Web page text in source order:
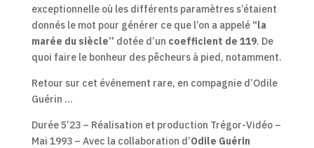
exceptionnelle où les différents paramètres s’étaient
donnés le mot pour générer ce que l’on a appelé “la
marée du siècle” dotée d’un coefficient de 119. De
quoi faire le bonheur des pêcheurs à pied, notamment.
Retour sur cet événement rare, en compagnie d’Odile
Guérin …
Durée 5’23 – Réalisation et production Trégor-Vidéo –
Mai 1993 – Avec la collaboration d’Odile Guérin